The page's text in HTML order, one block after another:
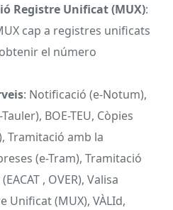
Registre Unificat (MUX):
cap a registres unificats
el número
: Notificació (e-Notum),
BOE-TEU, Còpies
Tramitació amb la
(e-Tram), Tramitació
, OVER), Valisa
Unificat (MUX), VÀLId,